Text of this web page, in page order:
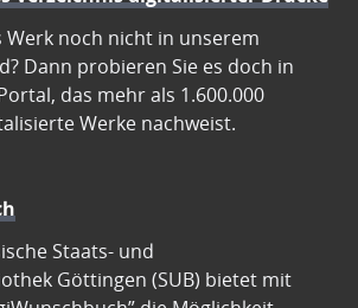
Werk noch nicht in unserem
Dann probieren Sie es doch in
das mehr als 1.600.000
Werke nachweist.
Staats- und
Göttingen (SUB) bietet mit